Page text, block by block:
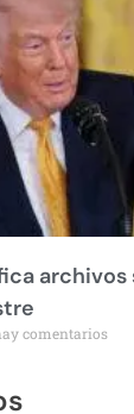
archivos
comentarios